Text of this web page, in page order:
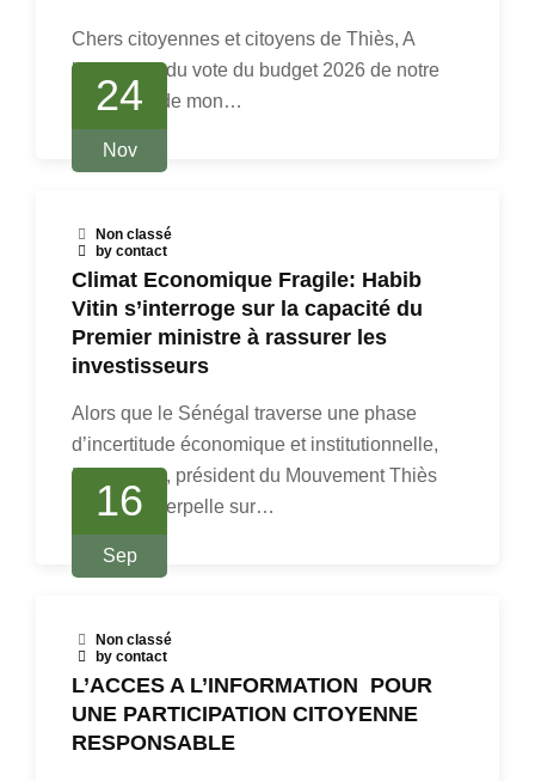
Chers citoyennes et citoyens de Thiès, A
l’approche du vote du budget 2026 de notre
ville, il est de mon…
24
Nov
Non classé
by contact
Climat Economique Fragile: Habib
Vitin s’interroge sur la capacité du
Premier ministre à rassurer les
investisseurs
Alors que le Sénégal traverse une phase
d’incertitude économique et institutionnelle,
Habib Vitin, président du Mouvement Thiès
d’abord, interpelle sur…
16
Sep
Non classé
by contact
L’ACCES A L’INFORMATION POUR
UNE PARTICIPATION CITOYENNE
RESPONSABLE